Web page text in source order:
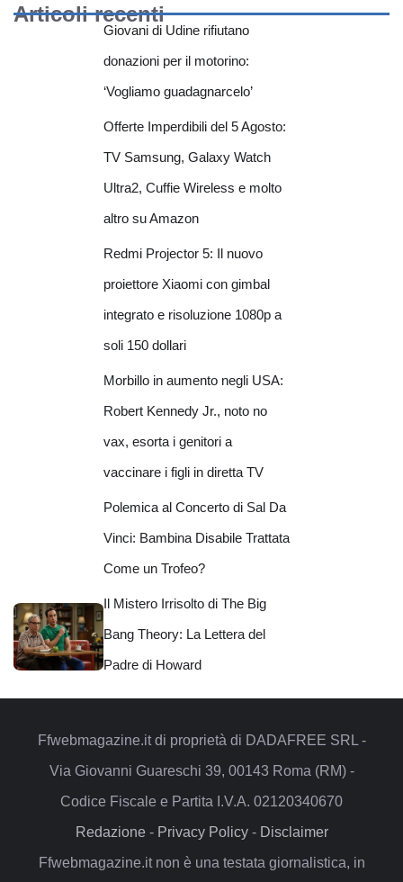
Articoli recenti
Giovani di Udine rifiutano
donazioni per il motorino:
‘Vogliamo guadagnarcelo’
Offerte Imperdibili del 5 Agosto:
TV Samsung, Galaxy Watch
Ultra2, Cuffie Wireless e molto
altro su Amazon
Redmi Projector 5: Il nuovo
proiettore Xiaomi con gimbal
integrato e risoluzione 1080p a
soli 150 dollari
Morbillo in aumento negli USA:
Robert Kennedy Jr., noto no
vax, esorta i genitori a
vaccinare i figli in diretta TV
Polemica al Concerto di Sal Da
Vinci: Bambina Disabile Trattata
Come un Trofeo?
Il Mistero Irrisolto di The Big
Bang Theory: La Lettera del
Padre di Howard
Ffwebmagazine.it di proprietà di DADAFREE SRL -
Via Giovanni Guareschi 39, 00143 Roma (RM) -
Codice Fiscale e Partita I.V.A. 02120340670
Redazione- Privacy Policy- Disclaimer
Ffwebmagazine.it non è una testata giornalistica, in